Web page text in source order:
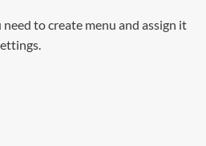
to create menu and assign it